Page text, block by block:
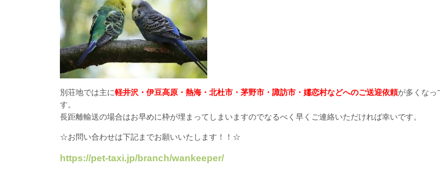
別荘地では主に軽井沢・伊豆高原・熱海・北杜市・茅野市・諏訪市・嬬恋村などへのご送迎依頼が多くなっ
す。
長距離輸送の場合はお早めに枠が埋まってしまいますのでなるべく早くご連絡いただければ幸いです。
☆お問い合わせは下記までお願いいたします！！☆
https://pet-taxi.jp/branch/wankeeper/